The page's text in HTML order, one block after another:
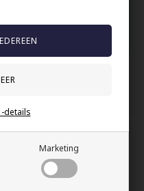
Marketing
details